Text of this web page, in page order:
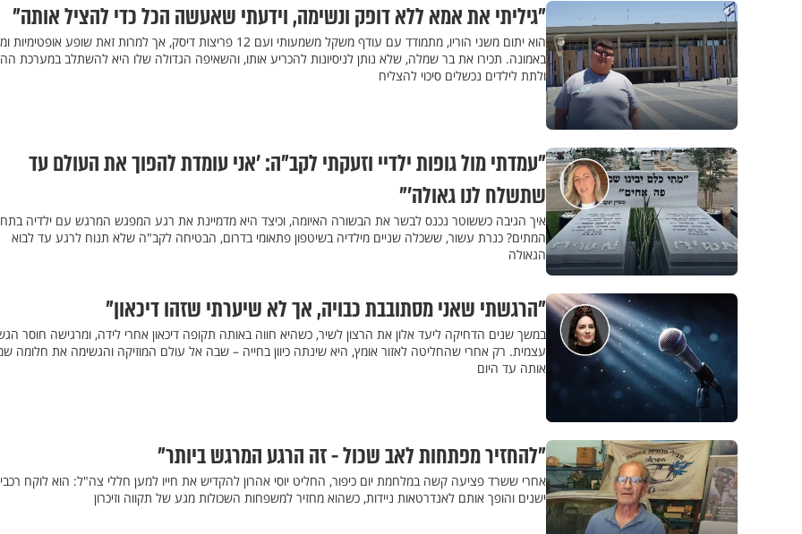
"גיליתי את אמא ללא דופק ונשימה, וידעתי שאעשה הכל כדי להציל אותה"
הוא יתום משני הוריו, מתמודד עם עודף משקל משמעותי ועם 12 פריצות דיסק, אך למרות זאת שופע
באמונה. תכירו את בר שמלה, שלא נותן לניסיונות להכריע אותו, והשאיפה הגדולה שלו היא להשתלב במערכת
ולתת לילדים נכשלים סיכוי להצליח
"עמדתי מול גופות ילדיי וזעקתי לקב"ה: 'אני עומדת להפוך את העולם עד
שתשלח לנו גאולה'"
איך הגיבה כששוטר נכנס לבשר את הבשורה האיומה, וכיצד היא מדמיינת את רגע המפגש המרגש עם ילדיה
המתים? כנרת עשור, ששכלה שניים מילדיה בשיטפון פתאומי בדרום, הבטיחה לקב"ה שלא תנוח לרגע עד לבוא
הגאולה
"הרגשתי שאני מסתובבת כבויה, אך לא שיערתי שזהו דיכאון"
במשך שנים הדחיקה ליעד אלון את הרצון לשיר, כשהיא חווה באותה תקופה דיכאון אחרי לידה, ומרגישה חוסר
עצמית. רק אחרי שהחליטה לאזור אומץ, היא שינתה כיוון בחייה – שבה אל עולם המוזיקה והגשימה את חלומה
אותה עד היום
"להחזיר מפתחות לאב שכול - זה הרגע המרגש ביותר"
אחרי ששרד פציעה קשה במלחמת יום כיפור, החליט יוסי אהרון להקדיש את חייו למען חללי צה"ל: הוא לוקח
ישנים והופך אותם לאנדרטאות ניידות, כשהוא מחזיר למשפחות השכולות מגע של תקווה וזיכרון